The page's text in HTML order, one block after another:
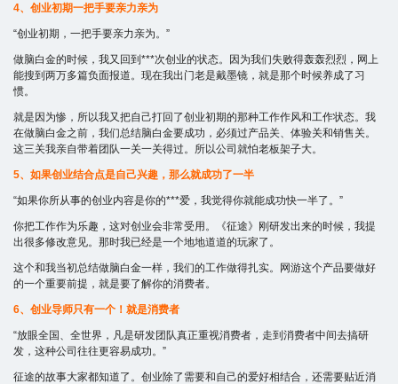
4、创业初期一把手要亲力亲为
“创业初期，一把手要亲力亲为。”
做脑白金的时候，我又回到***次创业的状态。因为我们失败得轰轰烈烈，网上
能搜到两万多篇负面报道。现在我出门老是戴墨镜，就是那个时候养成了习
惯。
就是因为惨，所以我又把自己打回了创业初期的那种工作作风和工作状态。我
在做脑白金之前，我们总结脑白金要成功，必须过产品关、体验关和销售关。
这三关我亲自带着团队一关一关得过。所以公司就怕老板架子大。
5、如果创业结合点是自己兴趣，那么就成功了一半
“如果你所从事的创业内容是你的***爱，我觉得你就能成功快一半了。”
你把工作作为乐趣，这对创业会非常受用。《征途》刚研发出来的时候，我提
出很多修改意见。那时我已经是一个地地道道的玩家了。
这个和我当初总结做脑白金一样，我们的工作做得扎实。网游这个产品要做好
的一个重要前提，就是要了解你的消费者。
6、创业导师只有一个！就是消费者
“放眼全国、全世界，凡是研发团队真正重视消费者，走到消费者中间去搞研
发，这种公司往往更容易成功。”
征途的故事大家都知道了。创业除了需要和自己的爱好相结合，还需要贴近消